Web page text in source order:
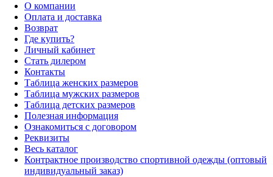
О компании
Оплата и доставка
Возврат
Где купить?
Личный кабинет
Стать дилером
Контакты
Таблица женских размеров
Таблица мужских размеров
Таблица детских размеров
Полезная информация
Ознакомиться с договором
Реквизиты
Весь каталог
Контрактное производство спортивной одежды (оптовый
индивидуальный заказ)